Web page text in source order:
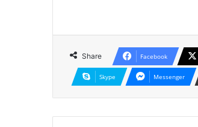
Share Facebook
Skype Messenger